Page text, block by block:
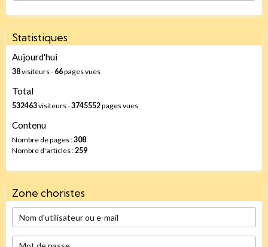
Statistiques
Aujourd'hui
38visiteurs - 66pages vues
Total
532463visiteurs -3745552pages vues
Contenu
Nombre de pages :308
Nombre d'articles :259
Zone choristes